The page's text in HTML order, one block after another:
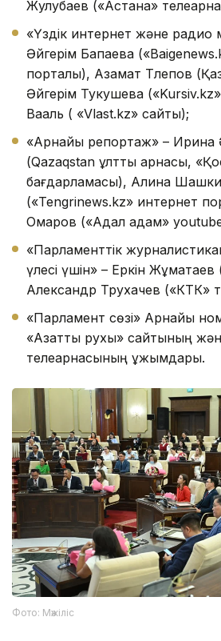
Жулубаев («Астана»
«Үздік интернет және радио
Әйгерім Бақпаева
порталы), Азамат Тлепов
Әйгерім Тукушева
Вааль ( «Vlast.kz» сайты);
«Арнайы репортаж» – Ирина
(Qazaqstan ұлттық арнасы,
бағдарламасы), Алина
(«Tengrinews.kz» интернет
Омаров («Адал адам»
«Парламенттік
үлесі үшін» – Еркін Жұматаев
Александр Трухачев («КТК»
«Парламент сөзі» Арнайы
«Азаттық рухы» сайтының
телеарнасының ұжымдары.
Фото: Мәжіліс